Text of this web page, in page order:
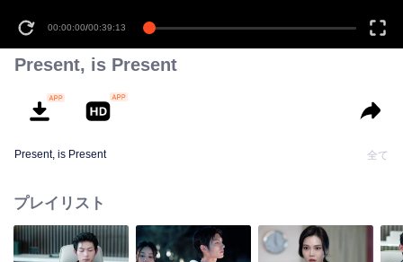
00:00:00/00:39:13
Present, is Present
Present, is Present 全て
プレイリスト